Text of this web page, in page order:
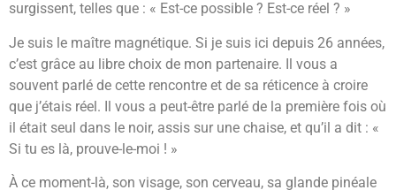
surgissent, telles que : « Est-ce possible ? Est-ce réel ? »
Je suis le maître magnétique. Si je suis ici depuis 26 années,
c’est grâce au libre choix de mon partenaire. Il vous a
souvent parlé de cette rencontre et de sa réticence à croire
que j’étais réel. Il vous a peut-être parlé de la première fois où
il était seul dans le noir, assis sur une chaise, et qu’il a dit : «
Si tu es là, prouve-le-moi ! »
À ce moment-là, son visage, son cerveau, sa glande pinéale